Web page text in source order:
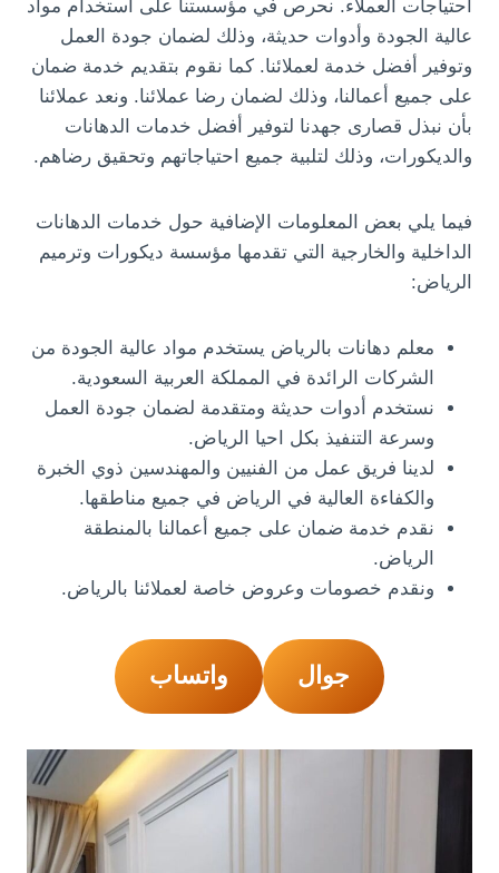
احتياجات العملاء. نحرص في مؤسستنا على استخدام مواد
عالية الجودة وأدوات حديثة، وذلك لضمان جودة العمل
وتوفير أفضل خدمة لعملائنا. كما نقوم بتقديم خدمة ضمان
على جميع أعمالنا، وذلك لضمان رضا عملائنا. ونعد عملائنا
بأن نبذل قصارى جهدنا لتوفير أفضل خدمات الدهانات
والديكورات، وذلك لتلبية جميع احتياجاتهم وتحقيق رضاهم.
فيما يلي بعض المعلومات الإضافية حول خدمات الدهانات
الداخلية والخارجية التي تقدمها مؤسسة ديكورات وترميم
الرياض:
معلم دهانات بالرياض يستخدم مواد عالية الجودة من
الشركات الرائدة في المملكة العربية السعودية.
نستخدم أدوات حديثة ومتقدمة لضمان جودة العمل
وسرعة التنفيذ بكل احيا الرياض.
لدينا فريق عمل من الفنيين والمهندسين ذوي الخبرة
والكفاءة العالية في الرياض في جميع مناطقها.
نقدم خدمة ضمان على جميع أعمالنا بالمنطقة
الرياض.
ونقدم خصومات وعروض خاصة لعملائنا بالرياض.
جوال واتساب